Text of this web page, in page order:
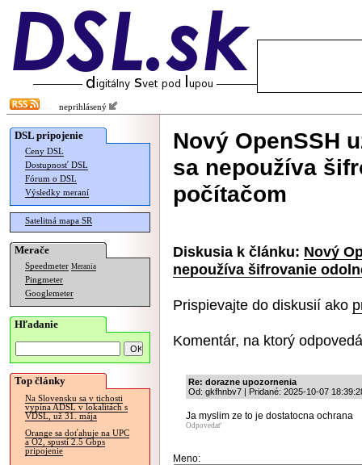
neprihlásený
DSL pripojenie
Ceny DSL
Dostupnosť DSL
Fórum o DSL
Výsledky meraní
Satelitná mapa SR
Merače
Speedmeter Merania
Pingmeter
Googlemeter
Hľadanie
Top články
Na Slovensku sa v tichosti
vypína ADSL v lokalitách s
VDSL, už 31. mája
Orange sa doťahuje na UPC
a O2, spustí 2.5 Gbps
pripojenie
Nový OpenSSH
sa nepoužíva
počítačom
Diskusia k článku: Nový
nepoužíva šifrovanie
Prispievajte do diskusií ako
Komentár, na ktorý
Re: dorazne upozornenia
Od: gkfhnbv7 | Pridané: 2025-10-07
Ja myslim ze to je dostatocna ochrana
Odpovedať
Meno: